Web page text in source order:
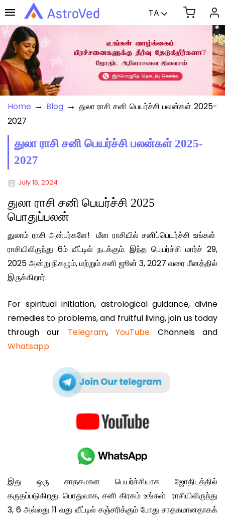
TA
Home → Blog → துலா ராசி சனி பெயர்ச்சி பலன்கள் 2025-
2027
துலா ராசி சனி பெயர்ச்சி பலன்கள் 2025-
2027
July 16, 2024
துலா ராசி சனி பெயர்ச்சி 2025
பொதுப்பலன்
துலாம் ராசி அன்பர்களே! மீன ராசியில் சனிப்பெயர்ச்சி உங்கள்
ராசியிலிருந்து 6ம் வீட்டில் நடக்கும். இந்த பெயர்ச்சி மார்ச் 29,
2025 அன்று நிகழும், மற்றும் சனி ஜூன் 3, 2027 வரை மீனத்தில்
இருக்கிறார்.
For spiritual initiation, astrological guidance, divine
remedies to problems, and fruitful living, join us today
through our Telegram,YouTube Channels and
Whatsapp
இது ஒரு சாதகமான பெயர்ச்சியாக ஜோதிடத்தில்
கருதப்படுகிறது. பொதுவாக, சனி கிரகம் உங்கள் ராசியிலிருந்து
3, 6 அல்லது 11 வது வீட்டில் சஞ்சரிக்கும் போது சாதகமானதாகக்